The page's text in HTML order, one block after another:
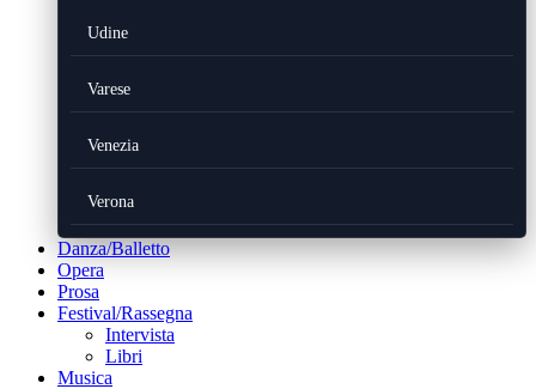
Udine
Varese
Venezia
Verona
Danza/Balletto
Opera
Prosa
Festival/Rassegna
Intervista
Libri
Musica